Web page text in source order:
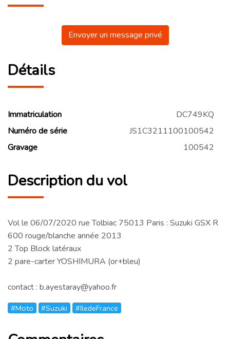
Envoyer un message privé
Détails
Immatriculation
DC749KQ
Numéro de série
JS1C3211100100542
Gravage
100542
Description du vol
Vol le 06/07/2020 rue Tolbiac 75013 Paris : Suzuki GSX R
600 rouge/blanche année 2013
2 Top Block latéraux
2 pare-carter YOSHIMURA (or+bleu)
contact : b.ayestaray@yahoo.fr
#Moto #Suzuki #IledeFrance